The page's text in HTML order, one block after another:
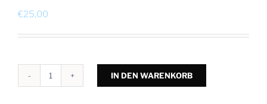
€25,00
VINYL
IN DEN WARENKORB